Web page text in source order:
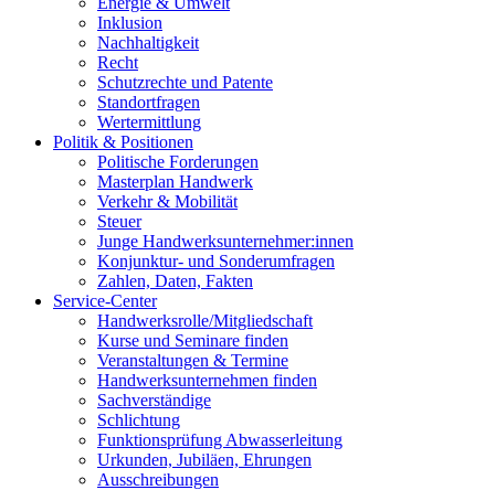
Inklusion
Nachhaltigkeit
Recht
Schutzrechte und Patente
Standortfragen
Wertermittlung
Politik & Positionen
Politische Forderungen
Masterplan Handwerk
Verkehr & Mobilität
Steuer
Junge Handwerksunternehmer:innen
Konjunktur- und Sonderumfragen
Zahlen, Daten, Fakten
Service-Center
Handwerksrolle/Mitgliedschaft
Kurse und Seminare finden
Veranstaltungen & Termine
Handwerksunternehmen finden
Sachverständige
Schlichtung
Funktionsprüfung Abwasserleitung
Urkunden, Jubiläen, Ehrungen
Ausschreibungen